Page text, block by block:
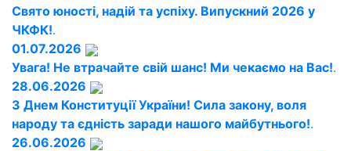
Свято юності, надій та успіху. Випускний 2026 у
ЧКФК!.
01.07.2026
Увага! Не втрачайте свій шанс! Ми чекаємо на Вас!.
28.06.2026
З Днем Конституції України! Сила закону, воля
народу та єдність заради нашого майбутнього!.
26.06.2026